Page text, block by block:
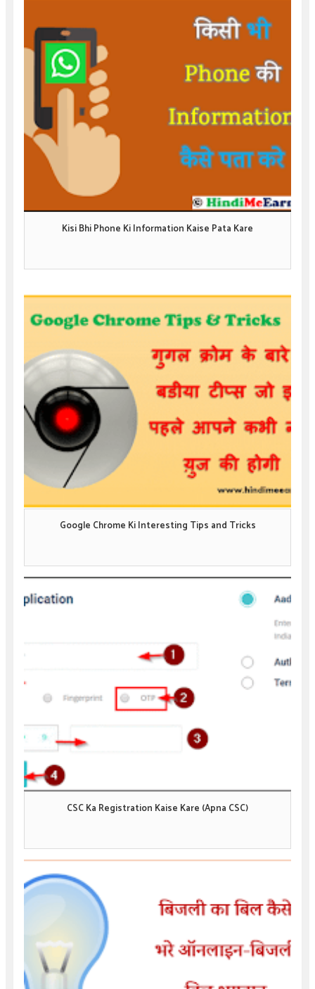
Kisi Bhi Phone Ki Information Kaise Pata Kare
Google Chrome Ki Interesting Tips and Tricks
CSC Ka Registration Kaise Kare (Apna CSC)